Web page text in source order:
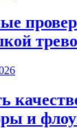
и